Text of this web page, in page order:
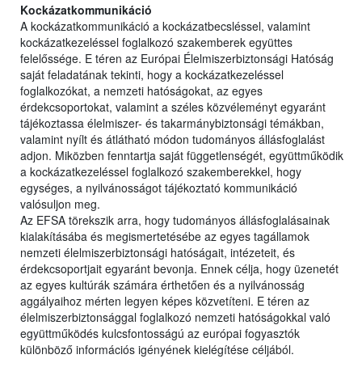
Kockázatkommunikáció
A kockázatkommunikáció a kockázatbecsléssel, valamint
kockázatkezeléssel foglalkozó szakemberek együttes
felelőssége. E téren az Európai Élelmiszerbiztonsági Hatóság
saját feladatának tekinti, hogy a kockázatkezeléssel
foglalkozókat, a nemzeti hatóságokat, az egyes
érdekcsoportokat, valamint a széles közvéleményt egyaránt
tájékoztassa élelmiszer- és takarmánybiztonsági témákban,
valamint nyílt és átlátható módon tudományos állásfoglalást
adjon. Miközben fenntartja saját függetlenségét, együttműködik
a kockázatkezeléssel foglalkozó szakemberekkel, hogy
egységes, a nyilvánosságot tájékoztató kommunikáció
valósuljon meg.
Az EFSA törekszik arra, hogy tudományos állásfoglalásainak
kialakításába és megismertetésébe az egyes tagállamok
nemzeti élelmiszerbiztonsági hatóságait, intézeteit, és
érdekcsoportjait egyaránt bevonja. Ennek célja, hogy üzenetét
az egyes kultúrák számára érthetően és a nyilvánosság
aggályaihoz mérten legyen képes közvetíteni. E téren az
élelmiszerbiztonsággal foglalkozó nemzeti hatóságokkal való
együttműködés kulcsfontosságú az európai fogyasztók
különböző információs igényének kielégítése céljából.